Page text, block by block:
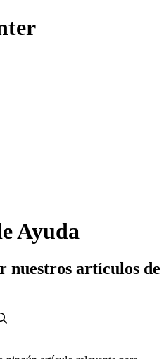
Ayuda
nuestros artículos de